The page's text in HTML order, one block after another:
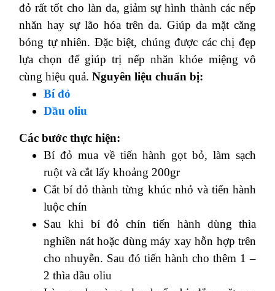
đỏ rất tốt cho làn da, giảm sự hình thành các nếp
nhăn hay sự lão hóa trên da. Giúp da mặt căng
bóng tự nhiên. Đặc biệt, chúng được các chị đẹp
lựa chọn để giúp trị nếp nhăn khóe miệng vô
cùng hiệu quả. Nguyên liệu chuẩn bị:
Bí đỏ
Dầu oliu
Các bước thực hiện:
Bí đỏ mua về tiến hành gọt bỏ, làm sạch
ruột và cắt lấy khoảng 200gr
Cắt bí đỏ thành từng khúc nhỏ và tiến hành
luộc chín
Sau khi bí đỏ chín tiến hành dùng thìa
nghiền nát hoặc dùng máy xay hỗn hợp trên
cho nhuyễn. Sau đó tiến hành cho thêm 1 –
2 thìa dầu oliu